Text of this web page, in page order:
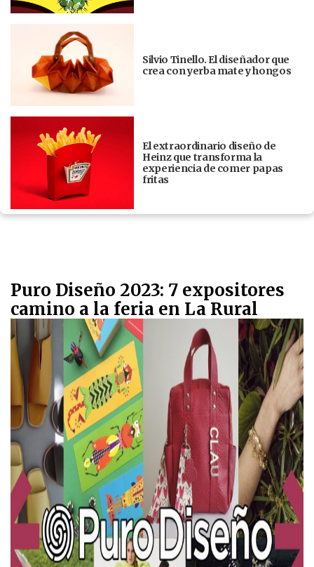
Silvio Tinello. El diseñador que
crea con yerba mate y hongos
El extraordinario diseño de
Heinz que transforma la
experiencia de comer papas
fritas
Puro Diseño 2023: 7 expositores
camino a la feria en La Rural